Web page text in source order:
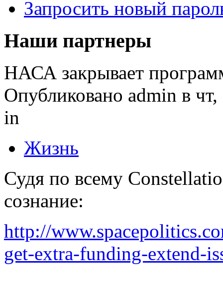
Запросить новый
Наши партнеры
НАСА закрывает
Опубликовано admin в
in
Жизнь
Судя по всему
сознание:
http://
get-extra-funding-extend-